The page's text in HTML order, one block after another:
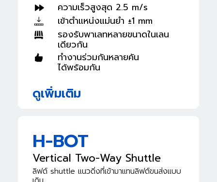
ความเร็วสูงสุด 2.5 m/s
เข้าตำแหน่งแม่นยำ ±1 mm
รองรับพาเลทหลายขนาดในเลน
เดียวกัน
ทำงานร่วมกันหลายคัน
ได้พร้อมกัน
ดูเพิ่มเติม
H-BOT
Vertical Two-Way Shuttle
ลิฟต์ shuttle แนวดิ่งที่เข้ามาแทนลิฟต์ขนส่งแบบ